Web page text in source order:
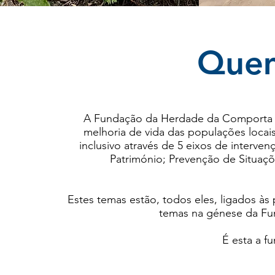
A Fundação da Herdade da
melhoria de vida das populações
inclusivo através de 5 eixos de
Património; Prevenção de
Estes temas estão, todos eles, ligados
temas na génese da
É esta a